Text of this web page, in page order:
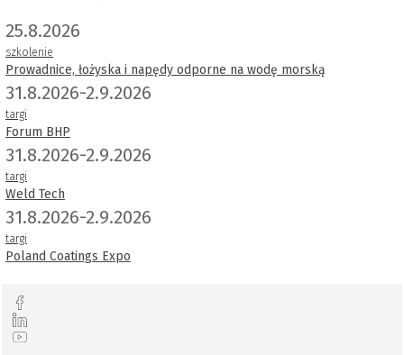
25.8.2026
szkolenie
Prowadnice, łożyska i napędy odporne na wodę morską
31.8.2026-2.9.2026
targi
Forum BHP
31.8.2026-2.9.2026
targi
Weld Tech
31.8.2026-2.9.2026
targi
Poland Coatings Expo